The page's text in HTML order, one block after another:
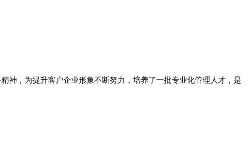
神，为提升客户企业形象不断努力，培养了一批专业化管理人才，是